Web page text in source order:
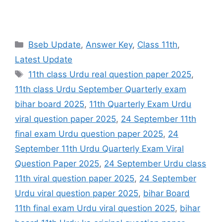
Categories
Bseb Update, Answer Key, Class 11th,
Latest Update
Tags
11th class Urdu real question paper 2025,
11th class Urdu September Quarterly exam
bihar board 2025, 11th Quarterly Exam Urdu
viral question paper 2025, 24 September 11th
final exam Urdu question paper 2025, 24
September 11th Urdu Quarterly Exam Viral
Question Paper 2025, 24 September Urdu class
11th viral question paper 2025, 24 September
Urdu viral question paper 2025, bihar Board
11th final exam Urdu viral question 2025, bihar